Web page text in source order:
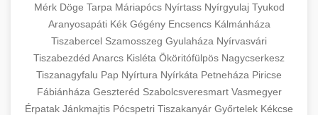
Mérk Döge Tarpa Máriapócs Nyírtass Nyírgyulaj Tyukod
Aranyosapáti Kék Gégény Encsencs Kálmánháza
Tiszabercel Szamosszeg Gyulaháza Nyírvasvári
Tiszabezdéd Anarcs Kisléta Ököritófülpös Nagycserkesz
Tiszanagyfalu Pap Nyírtura Nyírkáta Petneháza Piricse
Fábiánháza Geszteréd Szabolcsveresmart Vasmegyer
Érpatak Jánkmajtis Pócspetri Tiszakanyár Győrtelek Kékcse